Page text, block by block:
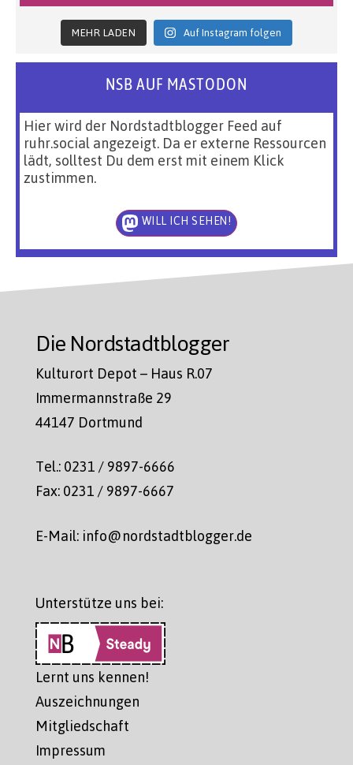
MEHR LADEN Auf Instagram folgen
NSB AUF MASTODON
Hier wird der Nordstadtblogger Feed auf
ruhr.social angezeigt. Da er externe Ressourcen
lädt, solltest Du dem erst mit einem Klick
zustimmen.
WILL ICH SEHEN!
Die Nordstadtblogger
Kulturort Depot – Haus R.07
Immermannstraße 29
44147 Dortmund
Tel.: 0231 / 9897-6666
Fax: 0231 / 9897-6667
E-Mail: info@nordstadtblogger.de
Unterstütze uns bei:
Lernt uns kennen!
Auszeichnungen
Mitgliedschaft
Impressum